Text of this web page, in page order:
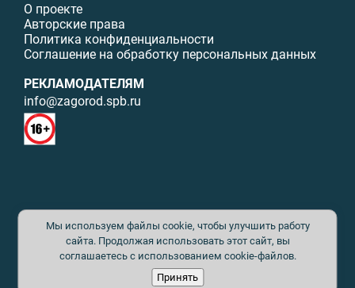
О проекте
Авторские права
Политика конфиденциальности
Соглашение на обработку персональных данных
РЕКЛАМОДАТЕЛЯМ
info@zagorod.spb.ru
© ИП Малыщева Б.Л. Все права защищены. Перепечатка материалов
данного сайта возможна только с письменного разрешения. При
цитировании ссылка на www.zagorod.spb.ru обязательна. Редакция не
несет ответственности за содержание рекламных материалов. Все
рекламируемые товары и услуги имеют необходимые сертификаты и
лицензии. Перепечатка любых материалов без письменного согласия
Мы используем файлы cookie, чтобы улучшить работу
сайта. Продолжая использовать этот сайт, вы
соглашаетесь с использованием cookie-файлов.
Принять